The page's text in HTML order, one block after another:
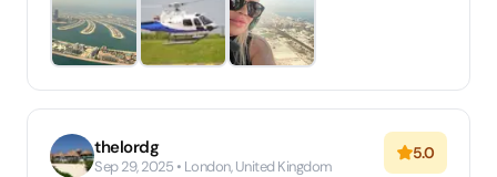
thelordg
Sep 29, 2025 • London, United Kingdom
5.0